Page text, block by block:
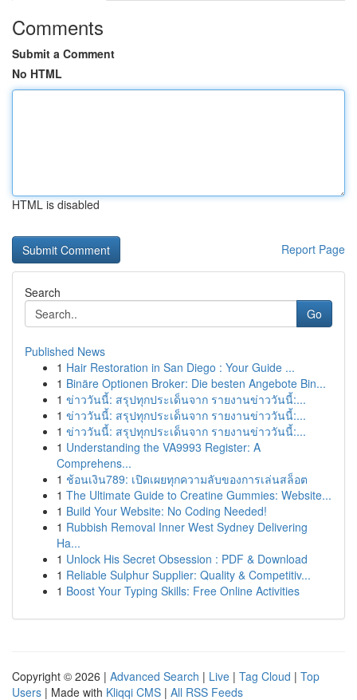
Comments
Submit a Comment
No HTML
HTML is disabled
Report Page
Search
Go
Published News
1 Hair Restoration in San Diego : Your Guide ...
1 Binäre Optionen Broker: Die besten Angebote Bin...
1 ข่าววันนี้: สรุปทุกประเด็นจาก รายงานข่าววันนี้:...
1 ข่าววันนี้: สรุปทุกประเด็นจาก รายงานข่าววันนี้:...
1 ข่าววันนี้: สรุปทุกประเด็นจาก รายงานข่าววันนี้:...
1 Understanding the VA9993 Register: A
Comprehens...
1 ช้อนเงิน789: เปิดเผยทุกความลับของการเล่นสล็อต
1 The Ultimate Guide to Creatine Gummies: Website...
1 Build Your Website: No Coding Needed!
1 Rubbish Removal Inner West Sydney Delivering
Ha...
1 Unlock His Secret Obsession : PDF & Download
1 Reliable Sulphur Supplier: Quality & Competitiv...
1 Boost Your Typing Skills: Free Online Activities
Copyright © 2026 | Advanced Search | Live | Tag Cloud | Top
Users | Made with Kliqqi CMS | All RSS Feeds